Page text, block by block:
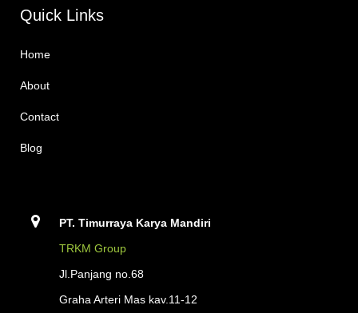
Quick Links
Home
About
Contact
Blog
PT. Timurraya Karya Mandiri
TRKM Group
Jl.Panjang no.68
Graha Arteri Mas kav.11-12